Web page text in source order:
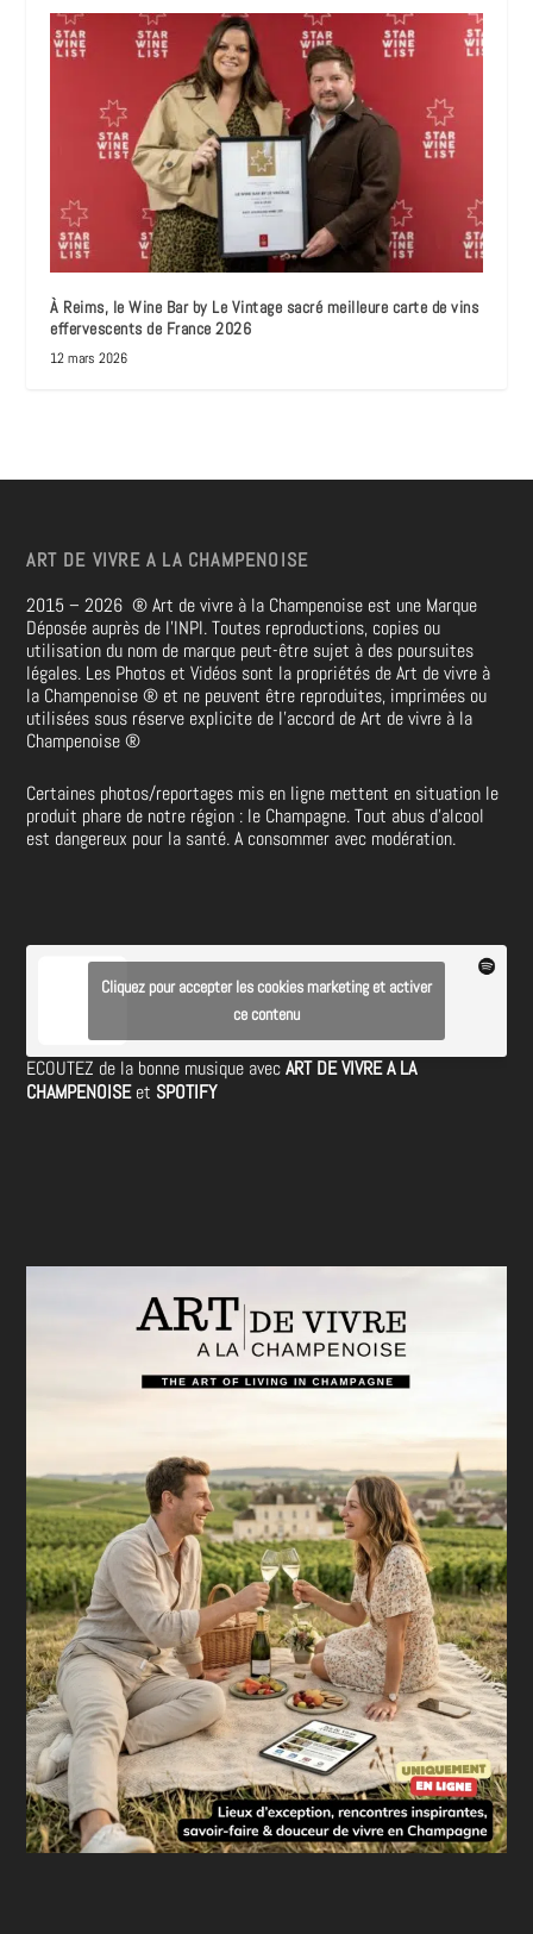
À Reims, le Wine Bar by Le Vintage sacré meilleure carte de vins
effervescents de France 2026
12 mars 2026
ART DE VIVRE A LA CHAMPENOISE
2015 – 2026®Art de vivre à la Champenoise est une Marque
Déposée auprès de l’INPI. Toutes reproductions, copies ou
utilisation du nom de marque peut-être sujet à des poursuites
légales. Les Photos et Vidéos sont la propriétés de Art de vivre à
la Champenoise® et ne peuvent être reproduites, imprimées ou
utilisées sous réserve explicite de l’accord de Art de vivre à la
Champenoise®
Certaines photos/reportages mis en ligne mettent en situation le
produit phare de notre région : le Champagne. Tout abus d’alcool
est dangereux pour la santé. A consommer avec modération.
Cliquez pour accepter les cookies marketing et activer
ce contenu
ECOUTEZ de la bonne musique avecART DE VIVRE A LA
CHAMPENOISEet SPOTIFY